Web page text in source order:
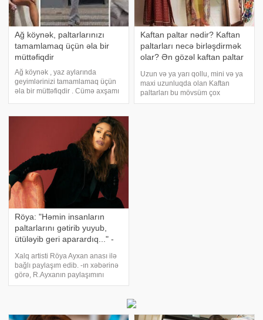
Ağ köynək, paltarlarınızı
tamamlamaq üçün əla bir
müttəfiqdir
Ağ köynək , yaz aylarında
geyimlərinizi tamamlamaq üçün
əla bir müttəfiqdir . Cümə axşamı
üçün mükəmməl bir geyim olaraq
danışdığımızı xatırlayırsınızmı ?
Kaftan paltar nədir? Kaftan
paltarları necə birləşdirmək
olar? Ən gözəl kaftan paltar
Uzun və ya yarı qollu, mini və ya
maxi uzunluqda olan Kaftan
paltarları bu mövsüm çox
populyardır. Küçə üslubunda olan
Röya: "Həmin insanların
paltarlarını gətirib yuyub,
ütüləyib geri aparardıq..." -
Xalq artisti Röya Ayxan anası ilə
bağlı paylaşım edib. -ın xəbərinə
görə, R.Ayxanın paylaşımını
təqdim edirik:. "Anam Azərbaycan